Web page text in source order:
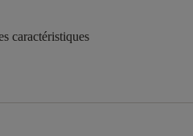
caractéristiques